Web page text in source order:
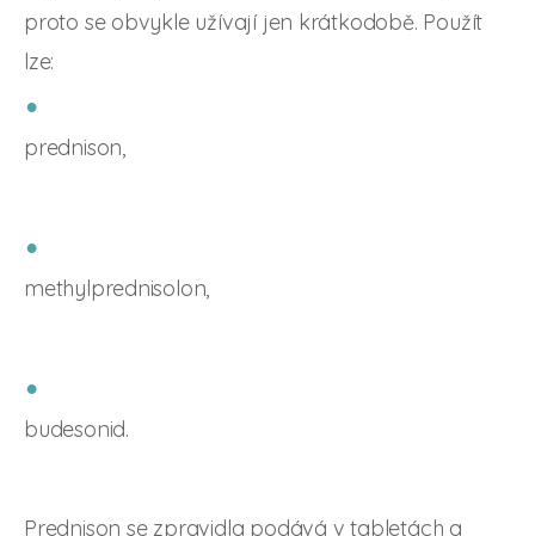
proto se obvykle užívají jen krátkodobě. Použít
lze:
prednison,
methylprednisolon,
budesonid.
Prednison se zpravidla podává v tabletách a